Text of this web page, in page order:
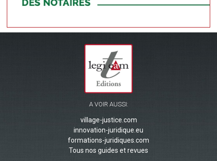
A VOIR AUSSI:
village-justice.com
innovation-juridique.eu
formations-juridiques.com
Tous nos guides et revues